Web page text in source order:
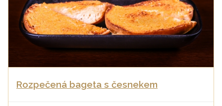
Rozpečená bageta s česnekem